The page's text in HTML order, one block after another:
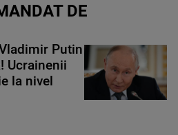
DE
Putin
Ucrainenii
la nivel